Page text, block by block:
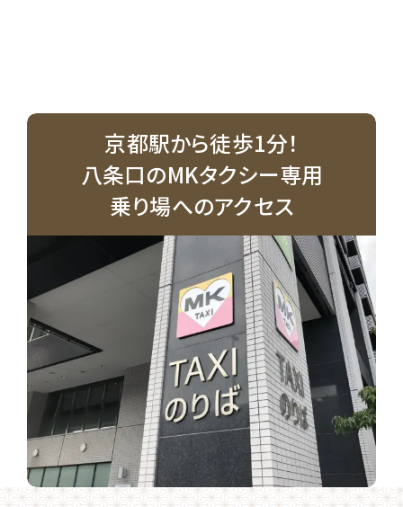
京都駅から徒歩1分！
八条口のMKタクシー専用
乗り場へのアクセス